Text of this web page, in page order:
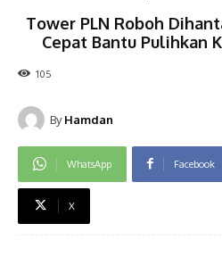
Tower PLN Roboh
Cepat Bantu Pulihkan
105
By Hamdan
WhatsApp Facebook
X